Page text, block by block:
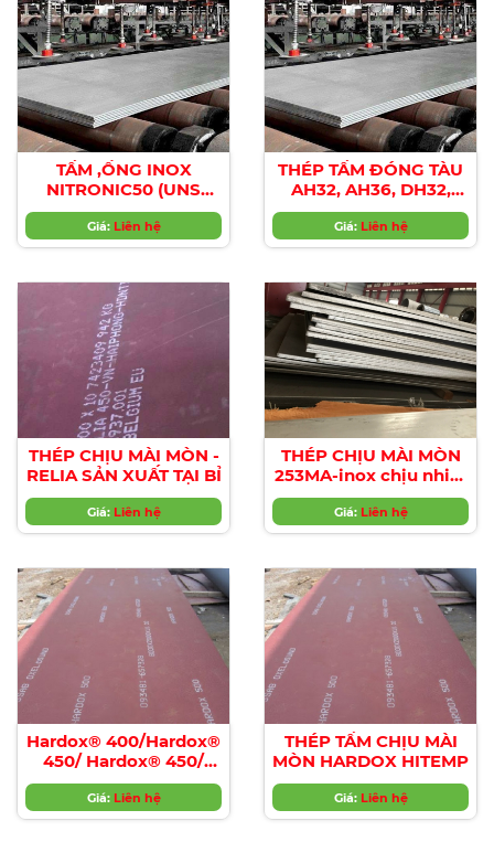
TẤM ,ỐNG INOX
NITRONIC50 (UNS
S20910, XM-19)
Giá: Liên hệ
THÉP TẤM ĐÓNG TÀU
AH32, AH36, DH32,
DH36, EH32, EH36
Giá: Liên hệ
THÉP CHỊU MÀI MÒN -
RELIA SẢN XUẤT TẠI BỈ
Giá: Liên hệ
THÉP CHỊU MÀI MÒN
253MA-inox chịu nhiệt
cao, chịu mài mòn cực
tốt
Giá: Liên hệ
Hardox® 400/Hardox®
450/ Hardox® 450/
Hardox® 500/Hardox®
550/Hardox® 600
Giá: Liên hệ
THÉP TẤM CHỊU MÀI
MÒN HARDOX HITEMP
Giá: Liên hệ